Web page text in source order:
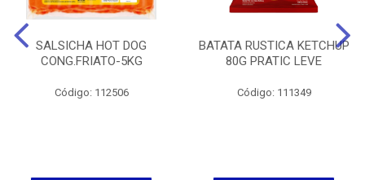
SALSICHA HOT DOG
CONG.FRIATO-5KG
Código: 112506
BATATA RUSTICA KETCHUP
80G PRATIC LEVE
Código: 111349